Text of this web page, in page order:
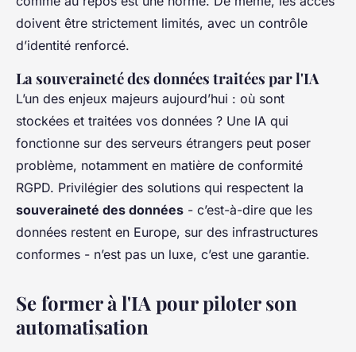
doivent être strictement limités, avec un contrôle
d’identité renforcé.
La souveraineté des données traitées par l'IA
L’un des enjeux majeurs aujourd’hui : où sont
stockées et traitées vos données ? Une IA qui
fonctionne sur des serveurs étrangers peut poser
problème, notamment en matière de conformité
RGPD. Privilégier des solutions qui respectent la
souveraineté des données - c’est-à-dire que les
données restent en Europe, sur des infrastructures
conformes - n’est pas un luxe, c’est une garantie.
Se former à l'IA pour piloter son
automatisation